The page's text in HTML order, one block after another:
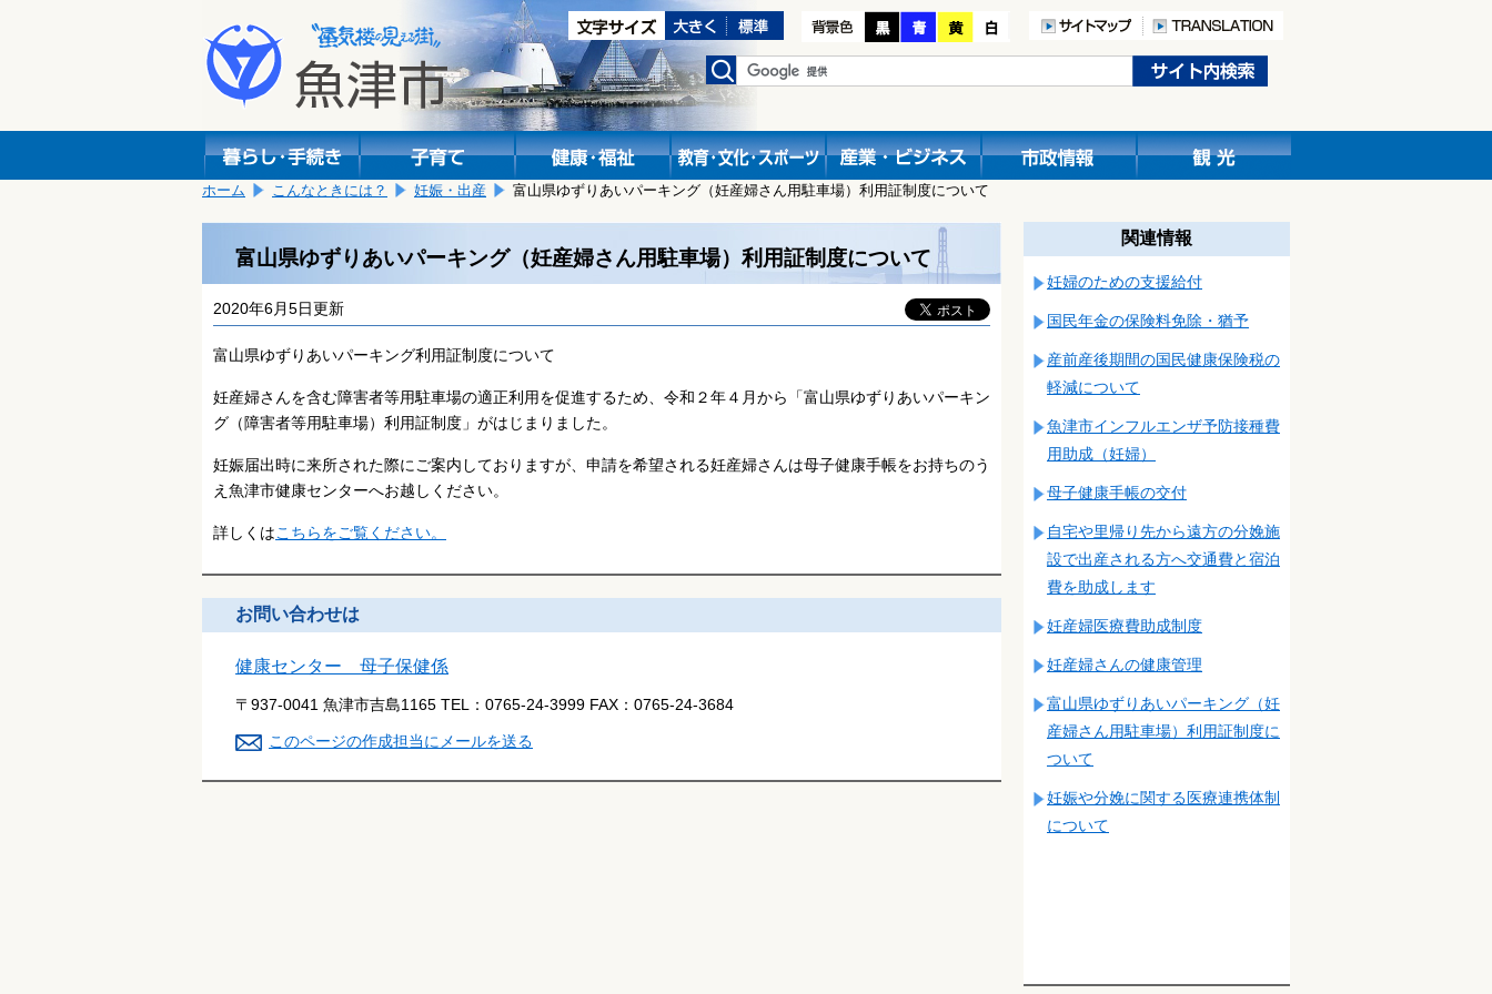
し
ホーム こんなときには？ 妊娠・出産 富山県ゆずりあいパーキング（妊産婦さん用駐車場）利用証制度について
富山県ゆずりあいパーキング（妊産婦さん用駐車場）利用証制度について
2020年6月5日更新
富山県ゆずりあいパーキング利用証制度について
妊産婦さんを含む障害者等用駐車場の適正利用を促進するため、令和２年４月から「富山県ゆずりあいパーキン
グ（障害者等用駐車場）利用証制度」がはじまりました。
妊娠届出時に来所された際にご案内しておりますが、申請を希望される妊産婦さんは母子健康手帳をお持ちのう
え魚津市健康センターへお越しください。
詳しくはこちらをご覧ください。
お問い合わせは
健康センター 母子保健係
〒937-0041 魚津市吉島1165 TEL： 0765-24-3999 FAX： 0765-24-3684
このページの作成担当にメールを送る
関連情報
妊婦のための支援給付
国民年金の保険料免除・猶予
産前産後期間の国民健康保険税の
軽減について
魚津市インフルエンザ予防接種費
用助成（妊婦）
母子健康手帳の交付
自宅や里帰り先から遠方の分娩施
設で出産される方へ交通費と宿泊
費を助成します
妊産婦医療費助成制度
妊産婦さんの健康管理
富山県ゆずりあいパーキング（妊
産婦さん用駐車場）利用証制度に
ついて
妊娠や分娩に関する医療連携体制
について